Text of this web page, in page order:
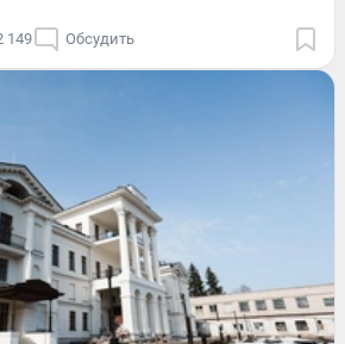
149 Обсудить